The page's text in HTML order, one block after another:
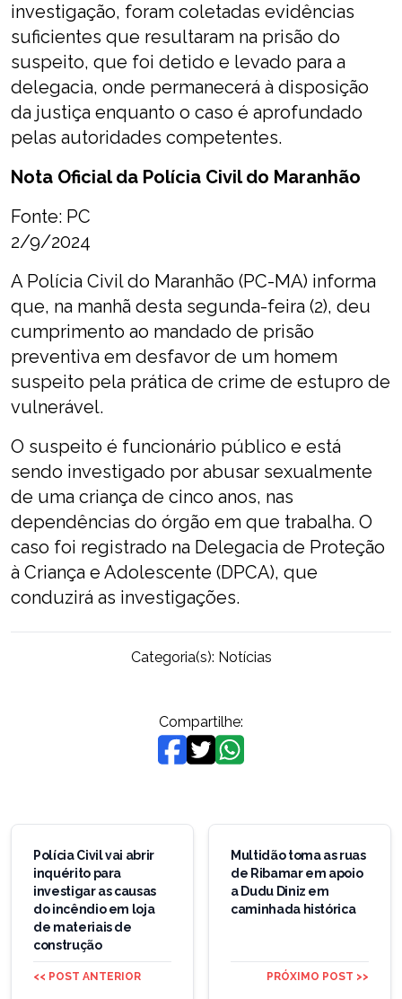
investigação, foram coletadas evidências
suficientes que resultaram na prisão do
suspeito, que foi detido e levado para a
delegacia, onde permanecerá à disposição
da justiça enquanto o caso é aprofundado
pelas autoridades competentes.
Nota Oficial da Polícia Civil do Maranhão
Fonte: PC
2/9/2024
A Polícia Civil do Maranhão (PC-MA) informa
que, na manhã desta segunda-feira (2), deu
cumprimento ao mandado de prisão
preventiva em desfavor de um homem
suspeito pela prática de crime de estupro de
vulnerável.
O suspeito é funcionário público e está
sendo investigado por abusar sexualmente
de uma criança de cinco anos, nas
dependências do órgão em que trabalha. O
caso foi registrado na Delegacia de Proteção
à Criança e Adolescente (DPCA), que
conduzirá as investigações.
Categoria(s): Notícias
Compartilhe:
Navegação
Post
Polícia Civil vai abrir
inquérito para
investigar as causas
do incêndio em loja
de materiais de
construção
<< POST ANTERIOR
Multidão toma as ruas
de Ribamar em apoio
a Dudu Diniz em
caminhada histórica
PRÓXIMO POST >>